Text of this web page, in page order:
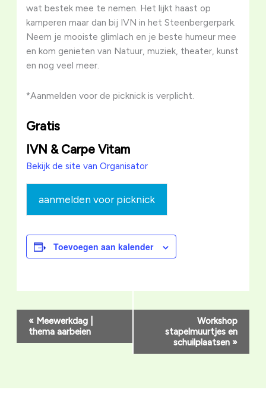
wat bestek mee te nemen. Het lijkt haast op
kamperen maar dan bij IVN in het Steenbergerpark.
Neem je mooiste glimlach en je beste humeur mee
en kom genieten van Natuur, muziek, theater, kunst
en nog veel meer.
*Aanmelden voor de picknick is verplicht.
Gratis
IVN & Carpe Vitam
Bekijk de site van Organisator
aanmelden voor picknick
Toevoegen aan kalender
Evenement
Navigatie
« Meewerkdag |
thema aarbeien
Workshop
stapelmuurtjes en
schuilplaatsen »